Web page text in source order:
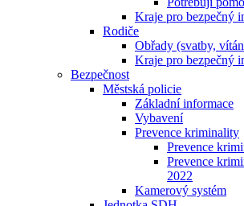
Kraje pro bezpečný
Rodiče
Obřady (svatby,
Kraje pro bezpečný
Bezpečnost
Městská policie
Základní informace
Vybavení
Prevence kriminality
Prevence
Prevence
2022
Kamerový systém